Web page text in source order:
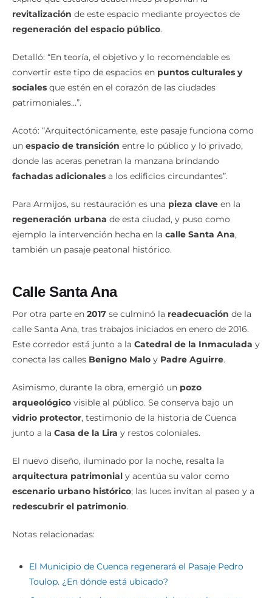
regeneración del espacio público.
convertir este tipo de espacios en puntos culturales y
socialesque estén en el corazón de las ciudades
patrimoniales…”.
unespacio de transiciónentre lo público y lo privado,
donde las aceras penetran la manzana brindando
fachadas adicionalesa los edificios circundantes”.
regeneración urbanade esta ciudad, y puso como
ejemplo la intervención hecha en lacalle Santa Ana
también un pasaje peatonal histórico.
Por otra parte en2017 se culminó la
calle Santa Ana, tras trabajos iniciados en enero de 2016.
Este corredor está junto a la Catedral de la Inmaculada
conecta las callesBenigno MaloyPadre Aguirre.
arqueológicovisible al público. Se conserva bajo un
vidrio protector, testimonio de la historia de Cuenca
junto a laCasa de la Liray restos coloniales.
arquitectura patrimonialy acentúa su valor como
escenario urbano histórico ; las luces invitan al paseo y a
redescubrir el patrimonio.
Toulop. ¿En dónde está ubicado?
Convocatoria reúne a gestores del arte urbano en